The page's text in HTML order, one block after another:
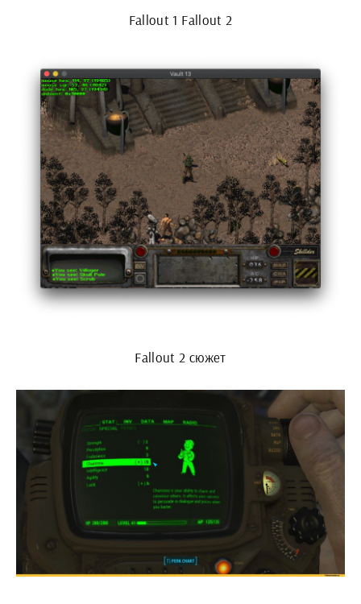
Fallout 1 Fallout 2
Fallout 2 сюжет